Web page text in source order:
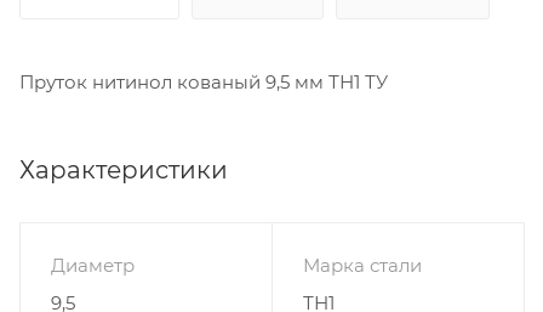
Пруток нитинол кованый 9,5 мм ТН1 ТУ
Характеристики
Диаметр
9,5
Марка стали
ТН1